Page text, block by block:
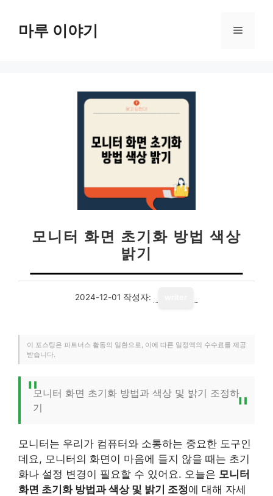
마루 이야기 메
모니터 화면 초기화 방법 색상
밝기
2024-12-01 작성자:
이 포스팅은 파트너스 활동의 일환으로, 이에 따른 일정액의 수수료를 제공
받습니다.
모니터 화면 초기화 방법과 색상 및 밝기 조정하
기
모니터는 우리가 컴퓨터와 소통하는 중요한 도구인
데요, 모니터의 화면이 마음에 들지 않을 때는 초기
화나 설정 변경이 필요할 수 있어요. 오늘은 모니터
화면 초기화 방법과 색상 및 밝기 조정에 대해 자세